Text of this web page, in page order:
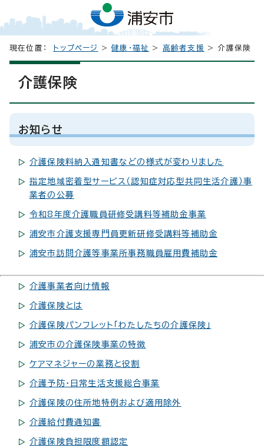
現在位置： トップページ >健康・福祉 > 高齢者支援 > 介護保険
介護保険
お知らせ
介護保険料納入通知書などの様式が変わりました
指定地域密着型サービス（認知症対応型共同生活介護）事
業者の公募
令和8年度介護職員研修受講料等補助金事業
浦安市介護支援専門員更新研修受講料等補助金
浦安市訪問介護等事業所事務職員雇用費補助金
介護事業者向け情報
介護保険とは
介護保険パンフレット「わたしたちの介護保険」
浦安市の介護保険事業の特徴
ケアマネジャーの業務と役割
介護予防・日常生活支援総合事業
介護保険の住所地特例および適用除外
介護給付費通知書
介護保険負担限度額認定